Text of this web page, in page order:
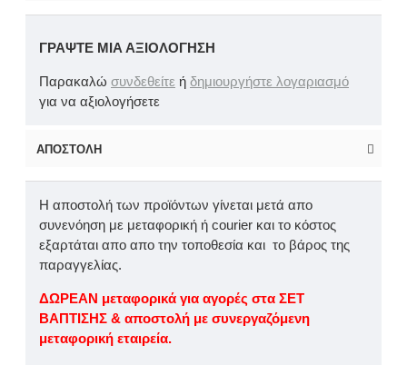
ΓΡΆΨΤΕ ΜΙΑ ΑΞΙΟΛΌΓΗΣΗ
Παρακαλώ συνδεθείτε ή δημιουργήστε λογαριασμό
για να αξιολογήσετε
ΑΠΟΣΤΟΛΉ
Η αποστολή των προϊόντων γίνεται μετά απο
συνενόηση με μεταφορική ή courier και το κόστος
εξαρτάται απο απο την τοποθεσία και το βάρος της
παραγγελίας.
ΔΩΡΕΑΝ μεταφορικά για αγορές στα ΣΕΤ
ΒΑΠΤΙΣΗΣ & αποστολή με συνεργαζόμενη
μεταφορική εταιρεία.